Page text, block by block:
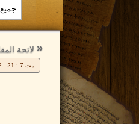
الرجوع
إلىلائحة
مت 7 : 21 - 22